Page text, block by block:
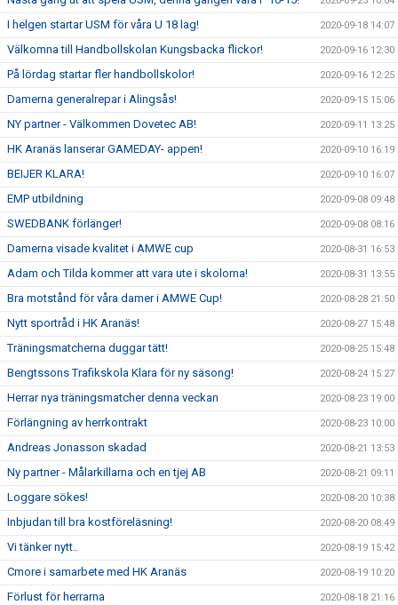
I helgen startar USM för våra U 18 lag! 2020-09-18 14:07
Välkomna till Handbollskolan Kungsbacka flickor! 2020-09-16 12:30
På lördag startar fler handbollskolor! 2020-09-16 12:25
Damerna generalrepar i Alingsås! 2020-09-15 15:06
NY partner - Välkommen Dovetec AB! 2020-09-11 13:25
HK Aranäs lanserar GAMEDAY- appen! 2020-09-10 16:19
BEIJER KLARA! 2020-09-10 16:07
EMP utbildning 2020-09-08 09:48
SWEDBANK förlänger! 2020-09-08 08:16
Damerna visade kvalitet i AMWE cup 2020-08-31 16:53
Adam och Tilda kommer att vara ute i skolorna! 2020-08-31 13:55
Bra motstånd för våra damer i AMWE Cup! 2020-08-28 21:50
Nytt sportråd i HK Aranäs! 2020-08-27 15:48
Träningsmatcherna duggar tätt! 2020-08-25 15:48
Bengtssons Trafikskola Klara för ny säsong! 2020-08-24 15:27
Herrar nya träningsmatcher denna veckan 2020-08-23 19:00
Förlängning av herrkontrakt 2020-08-23 10:00
Andreas Jonasson skadad 2020-08-21 13:53
Ny partner - Målarkillarna och en tjej AB 2020-08-21 09:11
Loggare sökes! 2020-08-20 10:38
Inbjudan till bra kostföreläsning! 2020-08-20 08:49
Vi tänker nytt.. 2020-08-19 15:42
Cmore i samarbete med HK Aranäs 2020-08-19 10:20
Förlust för herrarna 2020-08-18 21:16